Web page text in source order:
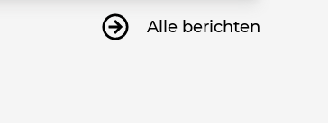
Alle berichten